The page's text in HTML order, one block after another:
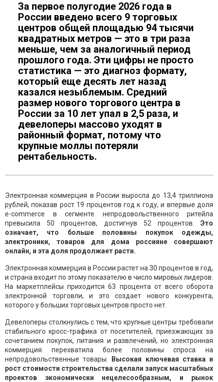
За первое полугодие 2026 года в
России введено всего 9 торговых
центров общей площадью 94 тысячи
квадратных метров — это в три раза
меньше, чем за аналогичный период
прошлого года. Эти цифры не просто
статистика — это диагноз формату,
который еще десять лет назад
казался незыблемым. Средний
размер нового торгового центра в
России за 10 лет упал в 2,5 раза, и
девелоперы массово уходят в
районный формат, потому что
крупные моллы потеряли
рентабельность.
Электронная коммерция в России выросла до 13,4 триллиона
рублей, показав рост 19 процентов год к году, и впервые доля
e-commerce в сегменте непродовольственного ритейла
превысила 50 процентов, достигнув 52 процентов. Это
означает, что больше половины покупок одежды,
электроники, товаров для дома россияне совершают
онлайн, и эта доля продолжает расти.
Электронная коммерция в России растет на 30 процентов в год,
и страна входит по этому показателю в число мировых лидеров.
На маркетплейсы приходится 63 процента от всего оборота
электронной торговли, и это создает нового конкурента,
которого у больших торговых центров просто нет.
Девелоперы столкнулись с тем, что крупные центры требовали
стабильного кросс-трафика от посетителей, приезжающих за
сочетанием покупок, питания и развлечений, но электронная
коммерция перехватила более половины спроса на
непродовольственные товары.
Высокая ключевая ставка и
рост стоимости строительства сделали запуск масштабных
проектов экономически нецелесообразным, и рынок